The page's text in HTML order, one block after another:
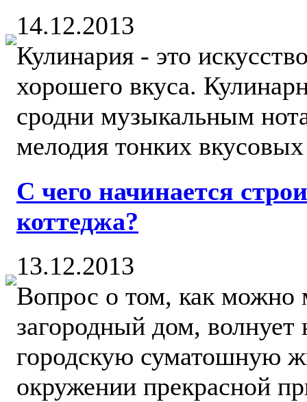
14.12.2013
Кулинария - это
хорошего вкуса.
сродни музыкальным
мелодия тонких
С чего начинается
коттеджа?
13.12.2013
Вопрос о том, как можно
загородный дом,
городскую суматошную
окружении прекрасной